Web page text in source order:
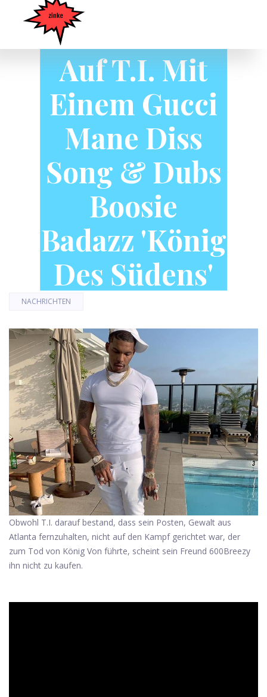
Antwortet
Auf T.I. Mit
Einem Gucci
Mane Diss
Song & Dubs
Boosie
Badazz 'König
Des Südens'
NACHRICHTEN
Obwohl T.I. darauf bestand, dass sein Posten, Gewalt aus
Atlanta fernzuhalten, nicht auf den Kampf gerichtet war, der
zum Tod von König Von führte, scheint sein Freund 600Breezy
ihn nicht zu kaufen.